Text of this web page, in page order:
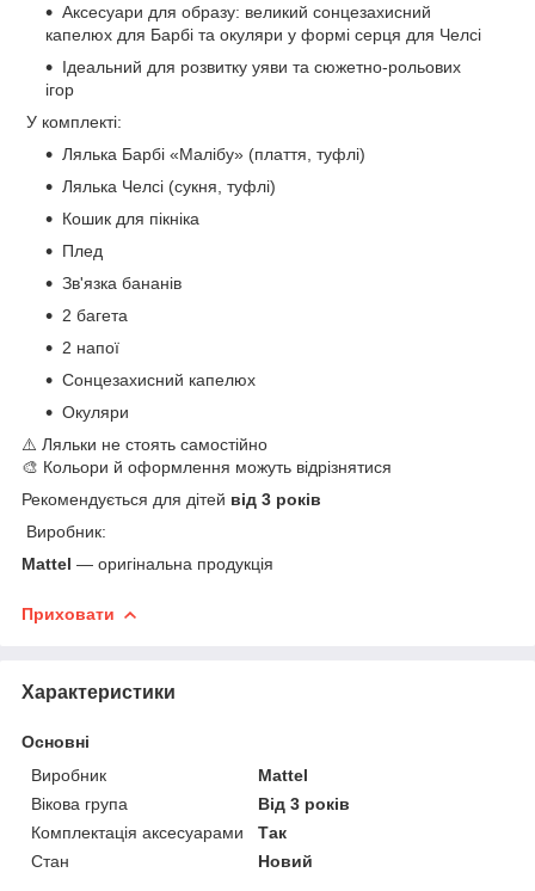
Аксесуари для образу: великий сонцезахисний
капелюх для Барбі та окуляри у формі серця для Челсі
Ідеальний для розвитку уяви та сюжетно-рольових
ігор
У комплекті:
Лялька Барбі «Малібу» (плаття, туфлі)
Лялька Челсі (сукня, туфлі)
Кошик для пікніка
Плед
Зв'язка бананів
2 багета
2 напої
Сонцезахисний капелюх
Окуляри
⚠️ Ляльки не стоять самостійно
🎨 Кольори й оформлення можуть відрізнятися
Рекомендується для дітей від 3 років
Виробник:
Mattel — оригінальна продукція
Приховати
Характеристики
Основні
Виробник
Mattel
Вікова група
Від 3 років
Комплектація аксесуарами
Так
Стан
Новий